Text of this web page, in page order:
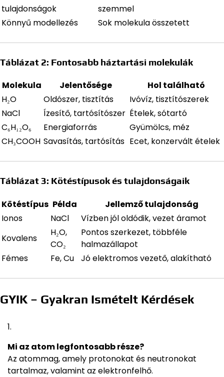
tulajdonságok
szemmel
Könnyű modellezés
Sok molekula összetett
Táblázat 2: Fontosabb háztartási molekulák
Molekula Jelentősége
Hol található
H₂O
Oldószer, tisztítás
Ivóvíz, tisztítószerek
NaCl
Ízesítő, tartósítószer Ételek, sótartó
C₆H₁₂O₆
Energiaforrás
Gyümölcs, méz
CH₃COOH Savasítás, tartósítás Ecet, konzervált ételek
Táblázat 3: Kötéstípusok és tulajdonságaik
Kötéstípus Példa
Jellemző tulajdonság
Ionos
NaCl
Vízben jól oldódik, vezet áramot
Kovalens
H₂O,
CO₂
Pontos szerkezet, többféle
halmazállapot
Fémes
Fe, Cu Jó elektromos vezető, alakítható
GYIK – Gyakran Ismételt Kérdések
Mi az atom legfontosabb része?
Az atommag, amely protonokat és neutronokat
tartalmaz, valamint az elektronfelhő.